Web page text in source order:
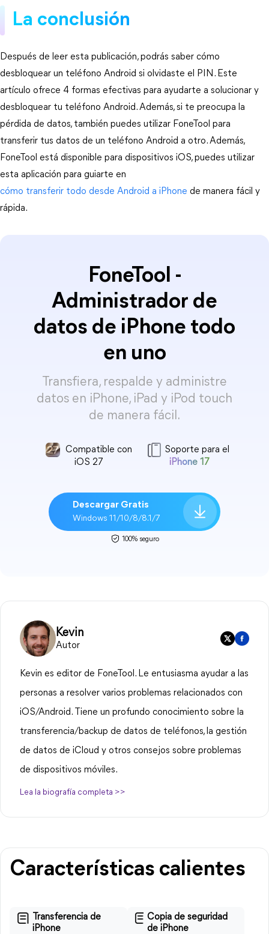
La conclusión
Después de leer esta publicación, podrás saber cómo
desbloquear un teléfono Android si olvidaste el PIN. Este
artículo ofrece 4 formas efectivas para ayudarte a solucionar y
desbloquear tu teléfono Android. Además, si te preocupa la
pérdida de datos, también puedes utilizar FoneTool para
transferir tus datos de un teléfono Android a otro. Además,
FoneTool está disponible para dispositivos iOS, puedes utilizar
esta aplicación para guiarte en
cómo transferir todo desde Android a iPhone de manera fácil y
rápida.
FoneTool -
Administrador de
datos de iPhone todo
en uno
Transfiera, respalde y administre
datos en iPhone, iPad y iPod touch
de manera fácil.
Compatible con
iOS 27
Soporte para el
iPhone 17
Descargar Gratis
Windows 11/10/8/8.1/7
100% seguro
Kevin
Autor
Kevin es editor de FoneTool. Le entusiasma ayudar a las
personas a resolver varios problemas relacionados con
iOS/Android. Tiene un profundo conocimiento sobre la
transferencia/backup de datos de teléfonos, la gestión
de datos de iCloud y otros consejos sobre problemas
de dispositivos móviles.
Lea la biografía completa >>
Características calientes
Transferencia de
iPhone
Copia de seguridad
de iPhone